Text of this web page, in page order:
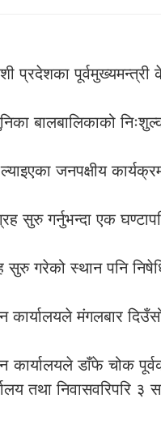
प्रदेशका
बालबालिकाको
जनपक्षीय
सुरु गर्नुभन्दा एक
गरेको स्थान पनि
कार्यालयले मंगलबार
कार्यालयले डाँफे चोक
तथा निवासवरिपरि ३